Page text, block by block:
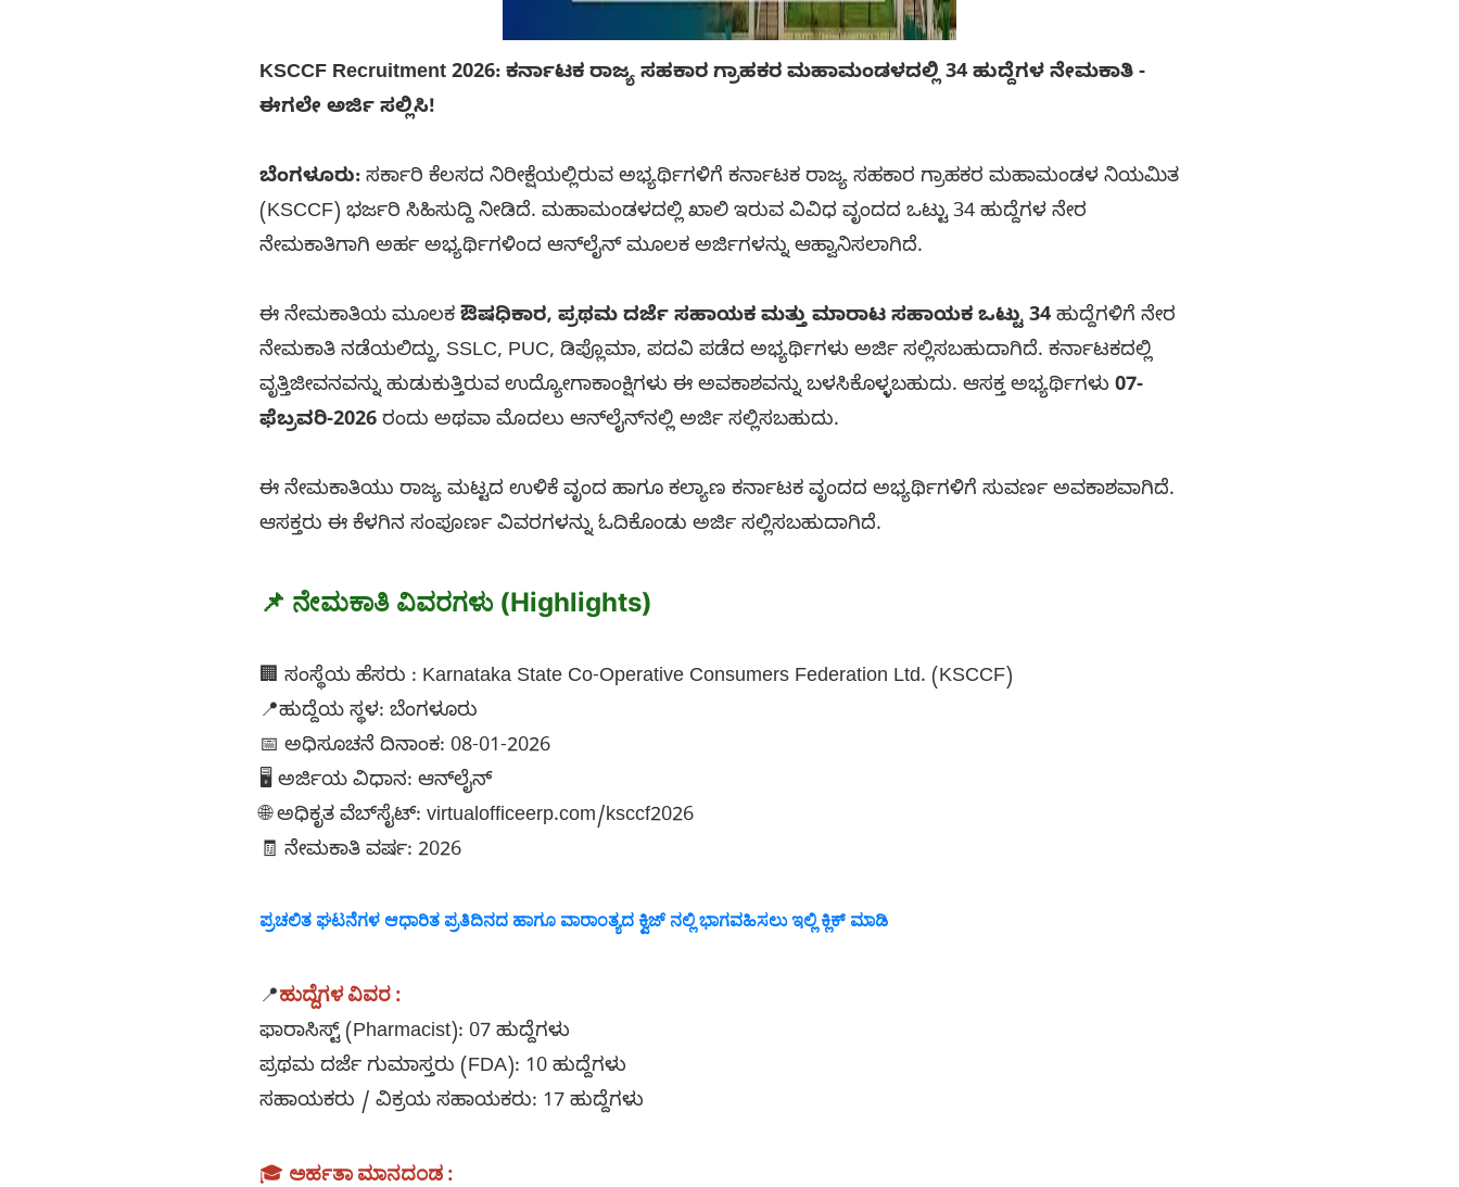
KSCCF Recruitment 2026: ಕರ್ನಾಟಕ ರಾಜ್ಯ ಸಹಕಾರ ಗ್ರಾಹಕರ ಮಹಾಮಂಡಳದಲ್ಲಿ 34 ಹುದ್ದೆಗಳ ನೇಮಕಾತಿ -
ಈಗಲೇ ಅರ್ಜಿ ಸಲ್ಲಿಸಿ!
ಬೆಂಗಳೂರು: ಸರ್ಕಾರಿ ಕೆಲಸದ ನಿರೀಕ್ಷೆಯಲ್ಲಿರುವ ಅಭ್ಯರ್ಥಿಗಳಿಗೆ ಕರ್ನಾಟಕ ರಾಜ್ಯ ಸಹಕಾರ ಗ್ರಾಹಕರ ಮಹಾಮಂಡಳ ನಿಯಮಿತ
(KSCCF) ಭರ್ಜರಿ ಸಿಹಿಸುದ್ದಿ ನೀಡಿದೆ. ಮಹಾಮಂಡಳದಲ್ಲಿ ಖಾಲಿ ಇರುವ ವಿವಿಧ ವೃಂದದ ಒಟ್ಟು 34 ಹುದ್ದೆಗಳ ನೇರ
ನೇಮಕಾತಿಗಾಗಿ ಅರ್ಹ ಅಭ್ಯರ್ಥಿಗಳಿಂದ ಆನ್‌ಲೈನ್ ಮೂಲಕ ಅರ್ಜಿಗಳನ್ನು ಆಹ್ವಾನಿಸಲಾಗಿದೆ.
ಈ ನೇಮಕಾತಿಯ ಮೂಲಕ ಔಷಧಿಕಾರ, ಪ್ರಥಮ ದರ್ಜೆ ಸಹಾಯಕ ಮತ್ತು ಮಾರಾಟ ಸಹಾಯಕ ಒಟ್ಟು 34 ಹುದ್ದೆಗಳಿಗೆ ನೇರ
ನೇಮಕಾತಿ ನಡೆಯಲಿದ್ದು, SSLC, PUC, ಡಿಪ್ಲೊಮಾ, ಪದವಿ ಪಡೆದ ಅಭ್ಯರ್ಥಿಗಳು ಅರ್ಜಿ ಸಲ್ಲಿಸಬಹುದಾಗಿದೆ. ಕರ್ನಾಟಕದಲ್ಲಿ
ವೃತ್ತಿಜೀವನವನ್ನು ಹುಡುಕುತ್ತಿರುವ ಉದ್ಯೋಗಾಕಾಂಕ್ಷಿಗಳು ಈ ಅವಕಾಶವನ್ನು ಬಳಸಿಕೊಳ್ಳಬಹುದು. ಆಸಕ್ತ ಅಭ್ಯರ್ಥಿಗಳು 07-
ಫೆಬ್ರವರಿ-2026 ರಂದು ಅಥವಾ ಮೊದಲು ಆನ್‌ಲೈನ್‌ನಲ್ಲಿ ಅರ್ಜಿ ಸಲ್ಲಿಸಬಹುದು.
ಈ ನೇಮಕಾತಿಯು ರಾಜ್ಯ ಮಟ್ಟದ ಉಳಿಕೆ ವೃಂದ ಹಾಗೂ ಕಲ್ಯಾಣ ಕರ್ನಾಟಕ ವೃಂದದ ಅಭ್ಯರ್ಥಿಗಳಿಗೆ ಸುವರ್ಣ ಅವಕಾಶವಾಗಿದೆ.
ಆಸಕ್ತರು ಈ ಕೆಳಗಿನ ಸಂಪೂರ್ಣ ವಿವರಗಳನ್ನು ಓದಿಕೊಂಡು ಅರ್ಜಿ ಸಲ್ಲಿಸಬಹುದಾಗಿದೆ.
📌 ನೇಮಕಾತಿ ವಿವರಗಳು (Highlights)
🏢 ಸಂಸ್ಥೆಯ ಹೆಸರು : Karnataka State Co-Operative Consumers Federation Ltd. (KSCCF)
📍ಹುದ್ದೆಯ ಸ್ಥಳ: ಬೆಂಗಳೂರು
📅 ಅಧಿಸೂಚನೆ ದಿನಾಂಕ: 08-01-2026
🖥️ ಅರ್ಜಿಯ ವಿಧಾನ: ಆನ್‌ಲೈನ್
🌐 ಅಧಿಕೃತ ವೆಬ್‌ಸೈಟ್: virtualofficeerp.com/ksccf2026
🧾 ನೇಮಕಾತಿ ವರ್ಷ: 2026
ಪ್ರಚಲಿತ ಘಟನೆಗಳ ಆಧಾರಿತ ಪ್ರತಿದಿನದ ಹಾಗೂ ವಾರಾಂತ್ಯದ ಕ್ವಿಜ್ ನಲ್ಲಿ ಭಾಗವಹಿಸಲು ಇಲ್ಲಿ ಕ್ಲಿಕ್ ಮಾಡಿ
📍ಹುದ್ದೆಗಳ ವಿವರ :
ಫಾರಾಸಿಸ್ಟ್ (Pharmacist): 07 ಹುದ್ದೆಗಳು
ಪ್ರಥಮ ದರ್ಜೆ ಗುಮಾಸ್ತರು (FDA): 10 ಹುದ್ದೆಗಳು
ಸಹಾಯಕರು / ವಿಕ್ರಯ ಸಹಾಯಕರು: 17 ಹುದ್ದೆಗಳು
🎓 ಅರ್ಹತಾ ಮಾನದಂಡ :